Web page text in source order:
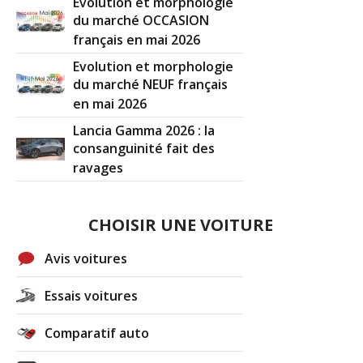
(Votre post sera visible sous le commentaire)
du marché OCCASION
français en mai 2026
Evolution et morphologie
du marché NEUF français
en mai 2026
Lancia Gamma 2026 : la
consanguinité fait des
ravages
CHOISIR UNE VOITURE
Avis voitures
Essais voitures
Comparatif auto